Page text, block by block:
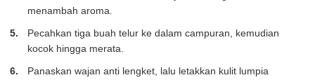
menambah aroma.
Pecahkan tiga buah telur ke dalam campuran, kemudian
kocok hingga merata.
Panaskan wajan anti lengket, lalu letakkan kulit lumpia